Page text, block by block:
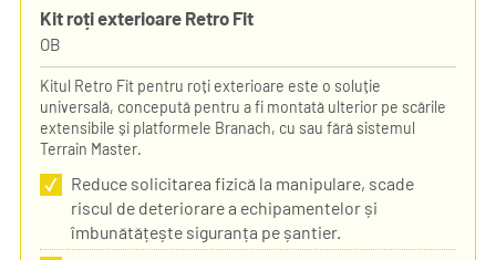
Kit roți exterioare Retro Fit
OB
Kitul Retro Fit pentru roți exterioare este o soluție
universală, concepută pentru a fi montată ulterior pe scările
extensibile și platformele Branach, cu sau fără sistemul
Terrain Master.
Reduce solicitarea fizică la manipulare, scade
riscul de deteriorare a echipamentelor și
îmbunătățește siguranța pe șantier.